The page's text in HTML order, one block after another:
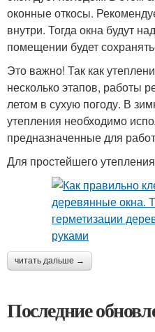
оконные откосы.
внутри. Тогда окна будут
помещении будет
Это важно! Так как
несколько этапов, работы
летом в сухую погоду. В
утепления необходимо
предназначенные для
Для простейшего
читать дальше →
Последние